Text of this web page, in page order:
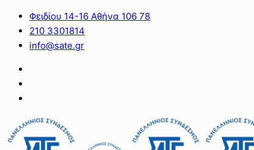
Φειδίου 14-16 Αθήνα 106 78
210 3301814
info@sate.gr